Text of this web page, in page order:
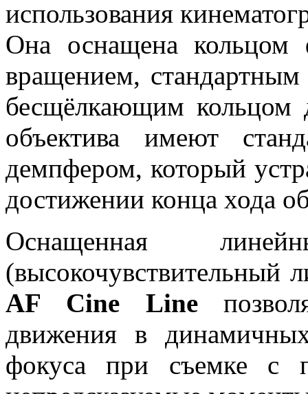
использования
Она оснащена кольцом
вращением,
бесщёлкающим кольцом
объектива имеют
демпфером, который
достижении конца хода
Оснащенная
(высокочувствительный
AF Cine Line
движения в
фокуса при съемке с